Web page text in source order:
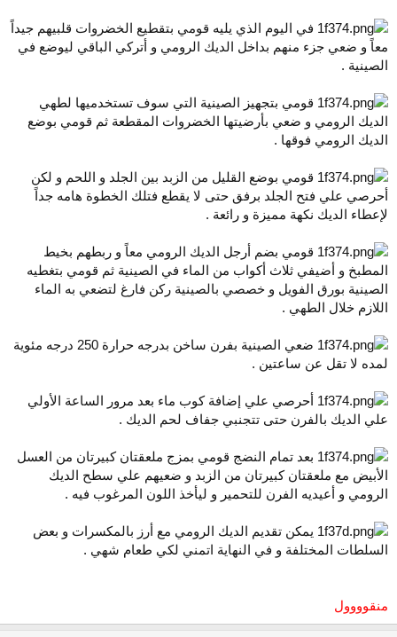
في اليوم الذي يليه قومي بتقطيع الخضروات قلبيهم جيداً
معاً و ضعي جزء منهم بداخل الديك الرومي و أتركي الباقي ليوضع في
الصينية .
قومي بتجهيز الصينية التي سوف تستخدميها لطهي
الديك الرومي و ضعي بأرضيتها الخضروات المقطعة ثم قومي بوضع
الديك الرومي فوقها .
قومي بوضع القليل من الزبد بين الجلد و اللحم و لكن
أحرصي علي فتح الجلد برفق حتى لا يقطع فتلك الخطوة هامه جداً
لإعطاء الديك نكهة مميزة و رائعة .
قومي بضم أرجل الديك الرومي معاً و ربطهم بخيط
المطبخ و أضيفي ثلاث أكواب من الماء في الصينية ثم قومي بتغطيه
الصينية بورق الفويل و خصصي بالصينية ركن فارغ لتضعي به الماء
اللازم خلال الطهي .
ضعي الصينية بفرن ساخن بدرجه حرارة 250 درجه مئوية
لمده لا تقل عن ساعتين .
أحرصي علي إضافة كوب ماء بعد مرور الساعة الأولي
علي الديك بالفرن حتى تتجنبي جفاف لحم الديك .
بعد تمام النضج قومي بمزج ملعقتان كبيرتان من العسل
الأبيض مع ملعقتان كبيرتان من الزبد و ضعيهم علي سطح الديك
الرومي و أعيديه الفرن للتحمير و ليأخذ اللون المرغوب فيه .
يمكن تقديم الديك الرومي مع أرز بالمكسرات و بعض
السلطات المختلفة و في النهاية اتمني لكي طعام شهي .
منقوووول